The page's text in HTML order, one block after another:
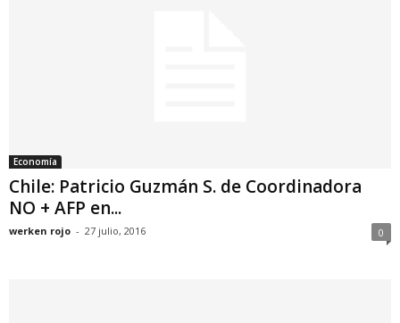
Economía
Chile: Patricio Guzmán S. de Coordinadora
NO + AFP en...
werken rojo - 27 julio, 2016 0